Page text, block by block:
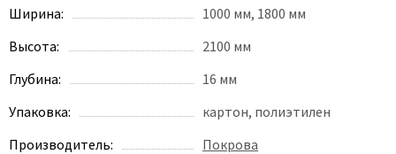
Ширина:
1000 мм, 1800 мм
Высота:
2100 мм
Глубина:
16 мм
Упаковка:
картон, полиэтилен
Производитель:
Покрова